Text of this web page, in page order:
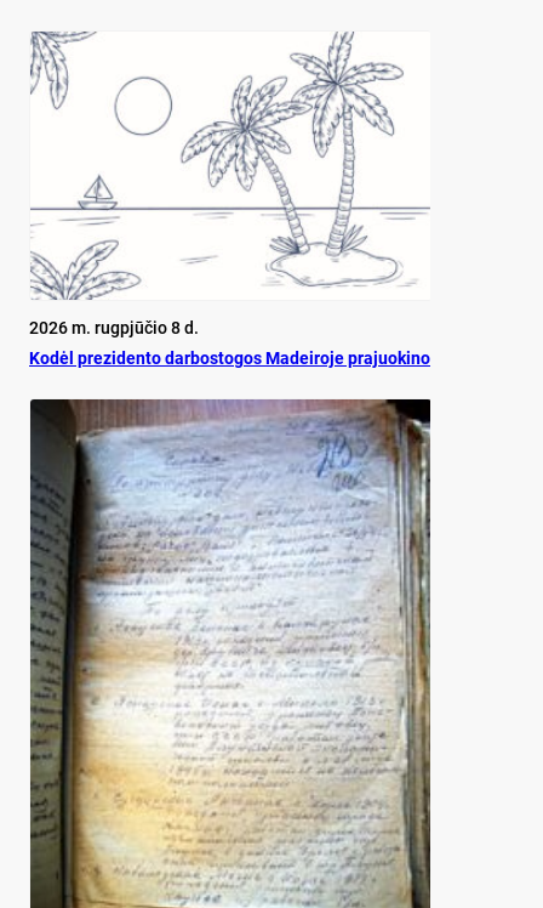
2026 m. rugpjūčio 8 d.
Ko­dėl pre­zi­den­to dar­bos­to­gos Ma­dei­ro­je pra­juo­ki­no